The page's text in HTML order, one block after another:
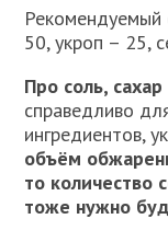
Рекомендуемый
50, укроп – 25,
Про соль,
справедливо
ингредиентов,
объём
то количество
тоже нужно